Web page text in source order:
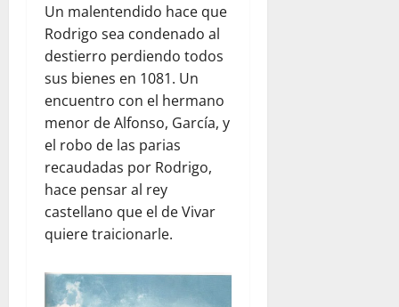
Un malentendido hace que
Rodrigo sea condenado al
destierro perdiendo todos
sus bienes en 1081. Un
encuentro con el hermano
menor de Alfonso, García, y
el robo de las parias
recaudadas por Rodrigo,
hace pensar al rey
castellano que el de Vivar
quiere traicionarle.